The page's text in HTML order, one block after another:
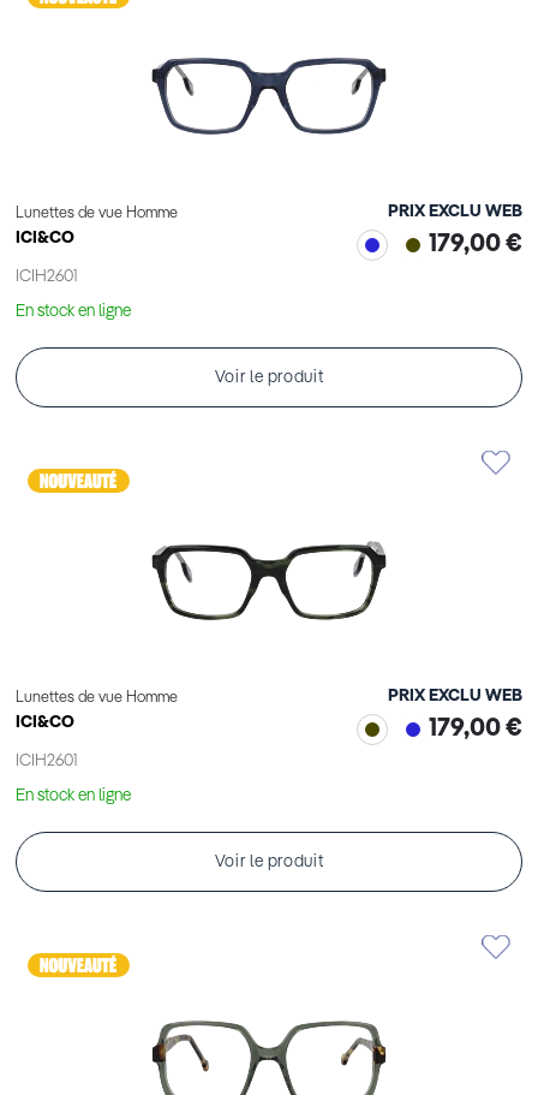
Lunettes de vue Homme
ICI&CO
ICIH2601
PRIX EXCLU WEB
179,00 €
En stock en ligne
Voir le produit
Lunettes de vue Homme
ICI&CO
ICIH2601
PRIX EXCLU WEB
179,00 €
En stock en ligne
Voir le produit